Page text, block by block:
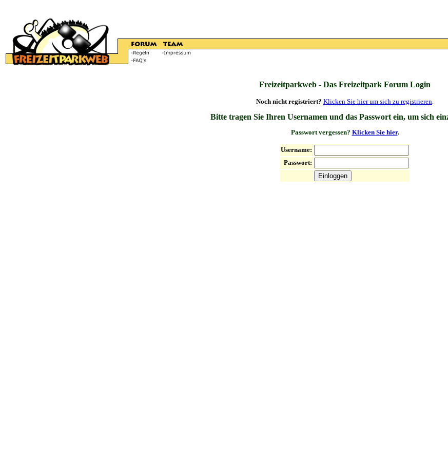
Freizeitparkweb - Das Freizeitpark Forum Login
Noch nicht registriert? Klicken Sie hier um sich zu registrieren.
Bitte tragen Sie Ihren Usernamen und das Passwort ein, um sich
Passwort vergessen? Klicken Sie hier.
Username:
Passwort: